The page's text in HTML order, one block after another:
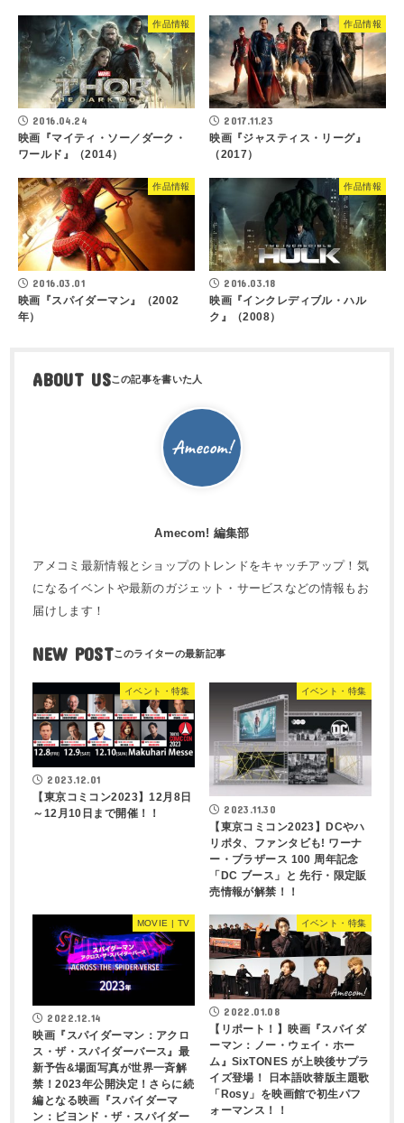
作品情報
2016.04.24
映画『マイティ・ソー／ダーク・
ワールド』（2014）
作品情報
2017.11.23
映画『ジャスティス・リーグ』
（2017）
作品情報
2016.03.01
映画『スパイダーマン』（2002
年）
作品情報
2016.03.18
映画『インクレディブル・ハル
ク』（2008）
ABOUT US
Amecom! 編集部
アメコミ最新情報とショップのトレンドをキャッチアップ！気
になるイベントや最新のガジェット・サービスなどの情報もお
届けします！
NEW POST
イベント・特集
2023.12.01
【東京コミコン2023】12月8日
～12月10日まで開催！！
イベント・特集
2023.11.30
【東京コミコン2023】DCやハ
リポタ、ファンタビも! ワーナ
ー・ブラザース 100 周年記念
「DC ブース」と 先行・限定販
売情報が解禁！！
MOVIE | TV
2022.12.14
映画『スパイダーマン：アクロ
ス・ザ・スパイダーバース』最
新予告&場面写真が世界一斉解
禁！2023年公開決定！さらに続
編となる映画『スパイダーマ
ン：ビヨンド・ザ・スパイダー
イベント・特集
2022.01.08
【リポート！】映画『スパイダ
ーマン：ノー・ウェイ・ホー
ム』SixTONES が上映後サプラ
イズ登場！ 日本語吹替版主題歌
「Rosy」を映画館で初生パフ
ォーマンス！！